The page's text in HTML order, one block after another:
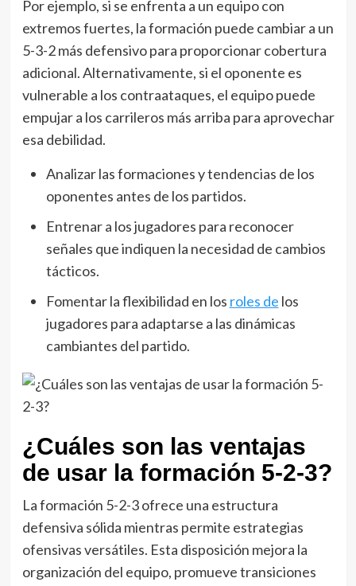
Por ejemplo, si se enfrenta a un equipo con
extremos fuertes, la formación puede cambiar a un
5-3-2 más defensivo para proporcionar cobertura
adicional. Alternativamente, si el oponente es
vulnerable a los contraataques, el equipo puede
empujar a los carrileros más arriba para aprovechar
esa debilidad.
Analizar las formaciones y tendencias de los
oponentes antes de los partidos.
Entrenar a los jugadores para reconocer
señales que indiquen la necesidad de cambios
tácticos.
Fomentar la flexibilidad en los roles de los
jugadores para adaptarse a las dinámicas
cambiantes del partido.
¿Cuáles son las ventajas
de usar la formación 5-2-3?
La formación 5-2-3 ofrece una estructura
defensiva sólida mientras permite estrategias
ofensivas versátiles. Esta disposición mejora la
organización del equipo, promueve transiciones